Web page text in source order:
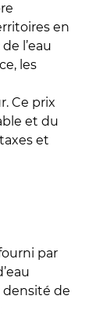
en
l’eau
les
Ce prix
et du
et
par
densité de